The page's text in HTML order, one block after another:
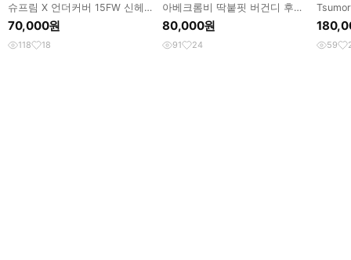
슈프림 X 언더커버 15FW 신헤드
반팔 티셔츠
70,000원
118 18
아베크롬비 딱붙핏 버건디 후드
집업
80,000원
91 24
boots
59